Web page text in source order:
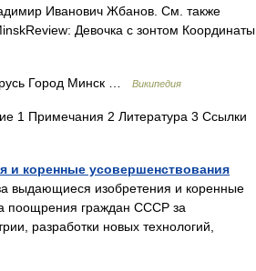
Иванович Жбанов. См. также
Девочка с зонтом Координаты
Город Минск … Википедия
1 Примечания 2 Литература 3 Ссылки
и коренные усовершенствования
выдающиеся изобретения и коренные
поощрения граждан СССР за
разработки новых технологий,